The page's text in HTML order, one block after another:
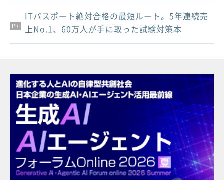
PR
PR
PR
ITパスポート絶対合格の最短ルート。5年連続売
上No.1、60万人が手に取った試験対策本